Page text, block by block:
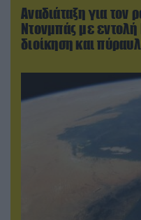
Αναδιάταξη για τον
Ντονμπάς με εντολή
διοίκηση και